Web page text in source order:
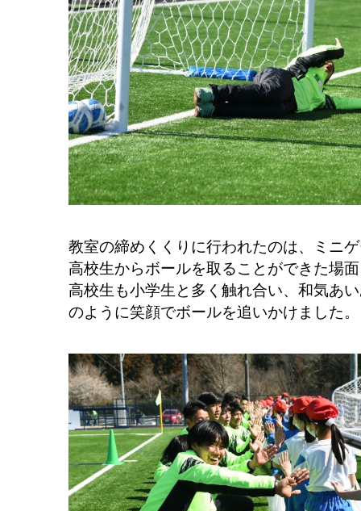
教室の締めくくりに行われたのは、ミニ
高校生からボールを取ることができた場
高校生も小学生と多く触れ合い、和気あ
のように笑顔でボールを追いかけました。